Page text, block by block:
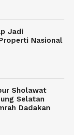
Jadi
Nasional
Sholawat
Selatan
Dadakan